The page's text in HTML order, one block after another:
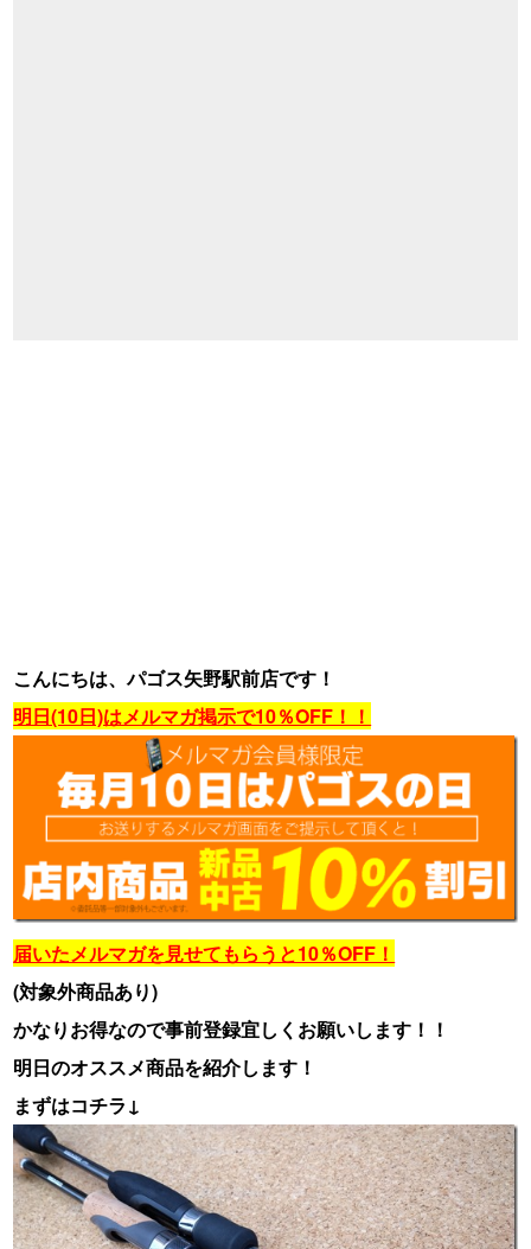
こんにちは、パゴス矢野駅前店です！
明日(10日)はメルマガ掲示で10％OFF！！
届いたメルマガを見せてもらうと10％OFF！
(対象外商品あり)
かなりお得なので事前登録宜しくお願いします！！
明日のオススメ商品を紹介します！
まずはコチラ↓